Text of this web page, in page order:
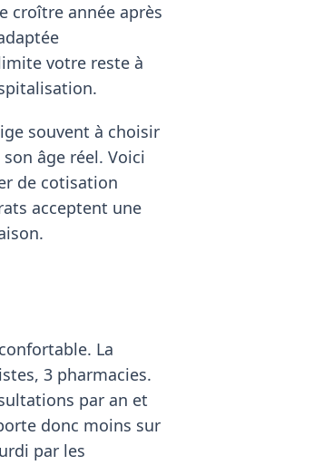
croître année après
votre reste à
souvent à choisir
âge réel. Voici
de cotisation
acceptent une
La
3 pharmacies.
par an et
donc moins sur
par les